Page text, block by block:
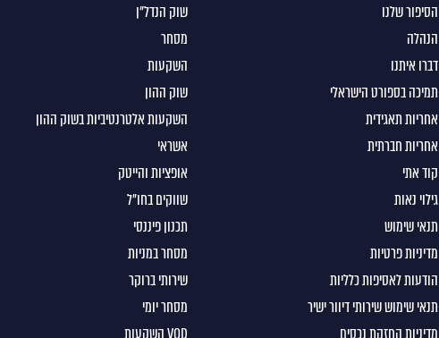
הסיפור שלנו
הנהלה
דברו איתנו
תמיכה בספורט הישראלי
אחריות תאגידית
אחריות חברתית
קוד אתי
גילוי נאות
תנאי שימוש
מדיניות פרטיות
הודעות לאסיפות כלליות
תנאי שימוש שירותי דיוור ישיר
שוק הנדל"ן
מסחר
השקעות
שוק ההון
השקעות אלטרנטיביות בשוק ההון
אשראי
אופציות והייטק
שווקים בחו"ל
תכנון פיננסי
מסחר במניות
שירותי ברוקר
מסחר יומי